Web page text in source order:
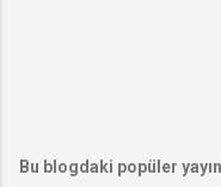
Bu blogdaki popüler